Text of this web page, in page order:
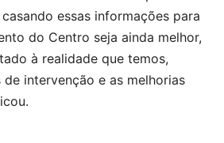
essas informações para
do Centro seja ainda melhor,
à realidade que temos,
intervenção e as melhorias